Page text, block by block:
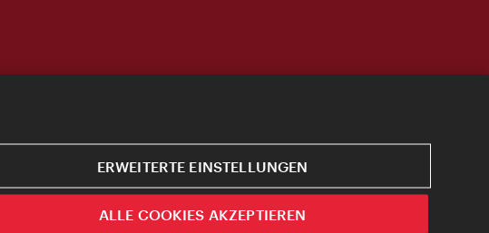
ERWEITERTE EINSTELLUNGEN
ALLE COOKIES AKZEPTIEREN